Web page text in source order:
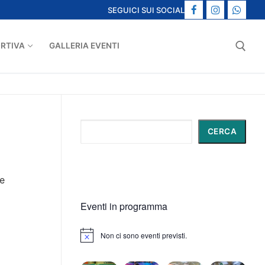
SEGUICI SUI SOCIAL
GALLERIA EVENTI
CERCA
Eventi in programma
Notice Non ci sono eventi previsti.